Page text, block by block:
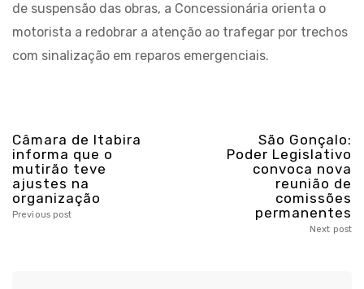
de suspensão das obras, a Concessionária orienta o
motorista a redobrar a atenção ao trafegar por trechos
com sinalização em reparos emergenciais.
Câmara de Itabira
informa que o
mutirão teve
ajustes na
organização
Previous post
São Gonçalo:
Poder Legislativo
convoca nova
reunião de
comissões
permanentes
Next post